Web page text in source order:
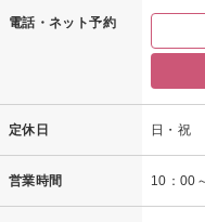
電話・ネット予約
定休日 日・祝
営業時間 10：00